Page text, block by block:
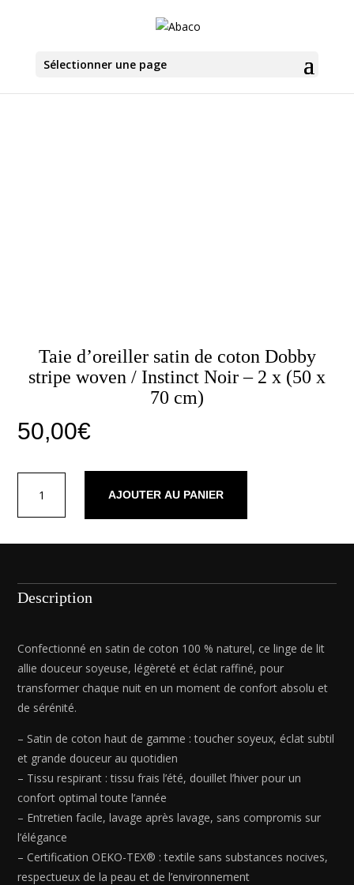
Sélectionner une page
Taie d’oreiller satin de coton Dobby
stripe woven / Instinct Noir – 2 x (50 x
70 cm)
50,00€
Taie
coton
Dobby
woven
Instinct
-
x
(50
cm)
AJOUTER AU PANIER
Description
Confectionné en satin de coton 100 % naturel, ce linge de lit
allie douceur soyeuse, légèreté et éclat raffiné, pour
transformer chaque nuit en un moment de confort absolu et
de sérénité.
– Satin de coton haut de gamme : toucher soyeux, éclat subtil
et grande douceur au quotidien
– Tissu respirant : tissu frais l’été, douillet l’hiver pour un
confort optimal toute l’année
– Entretien facile, lavage après lavage, sans compromis sur
l’élégance
– Certification OEKO-TEX® : textile sans substances nocives,
respectueux de la peau et de l’environnement